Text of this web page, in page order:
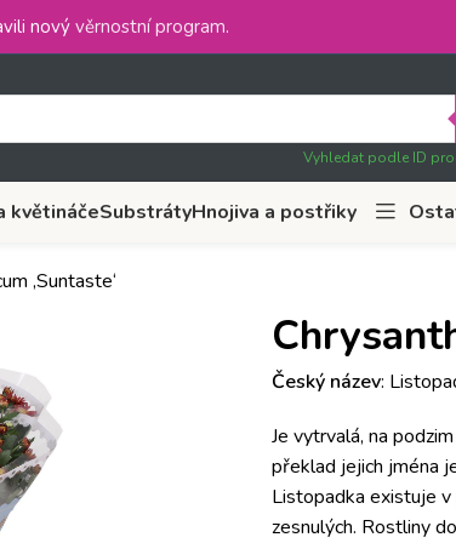
nový věrnostní program.
Vyhledat podle ID
květináčeSubstrátyHnojiva a postřiky
‚Suntaste‘
Český název:
Je vytrvalá, na
překlad jejich jména
Listopadka existuje
zesnulých. Rostliny